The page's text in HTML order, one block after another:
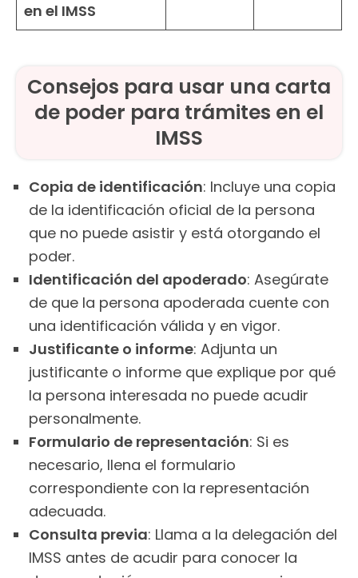
en el IMSS
Consejos para usar una carta
de poder para trámites en el
IMSS
Copia de identificación: Incluye una copia
de la identificación oficial de la persona
que no puede asistir y está otorgando el
poder.
Identificación del apoderado: Asegúrate
de que la persona apoderada cuente con
una identificación válida y en vigor.
Justificante o informe: Adjunta un
justificante o informe que explique por qué
la persona interesada no puede acudir
personalmente.
Formulario de representación: Si es
necesario, llena el formulario
correspondiente con la representación
adecuada.
Consulta previa: Llama a la delegación del
IMSS antes de acudir para conocer la